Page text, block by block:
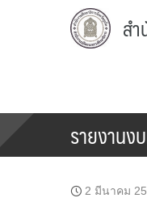
ส
รายงานง
2 มีนาคม